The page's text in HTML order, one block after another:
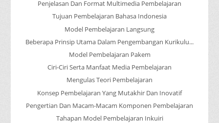
Penjelasan Dan Format Multimedia Pembelajaran
Tujuan Pembelajaran Bahasa Indonesia
Model Pembelajaran Langsung
Beberapa Prinsip Utama Dalam Pengembangan Kurikulu...
Model Pembelajaran Pakem
Ciri-Ciri Serta Manfaat Media Pembelajaran
Mengulas Teori Pembelajaran
Konsep Pembelajaran Yang Mutakhir Dan Inovatif
Pengertian Dan Macam-Macam Komponen Pembelajaran
Tahapan Model Pembelajaran Inkuiri